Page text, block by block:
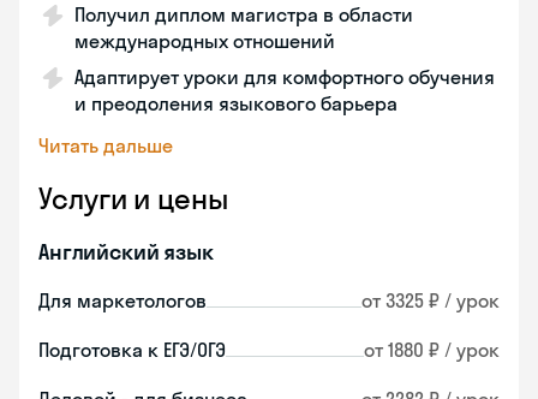
Получил диплом магистра в области
международных отношений
Адаптирует уроки для комфортного обучения
и преодоления языкового барьера
Читать дальше
Услуги и цены
Английский язык
Для маркетологов от 3325 ₽ / урок
Подготовка к ЕГЭ/ОГЭ от 1880 ₽ / урок